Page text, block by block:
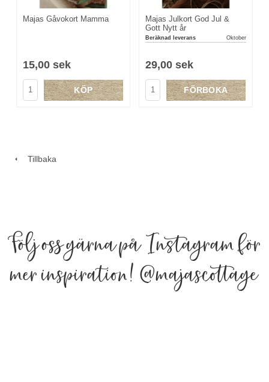
Majas Gåvokort Mamma
15,00 sek
KÖP
Majas Julkort God Jul &
Gott Nytt år
Beräknad leverans Oktober
29,00 sek
FÖRBOKA
Tillbaka
Följ oss gärna på Instagram för
mer inspiration!@majascottage